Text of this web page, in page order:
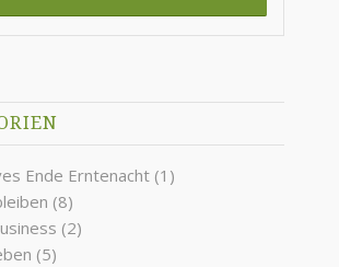
Ende Erntenacht(1)
(8)
(2)
(5)